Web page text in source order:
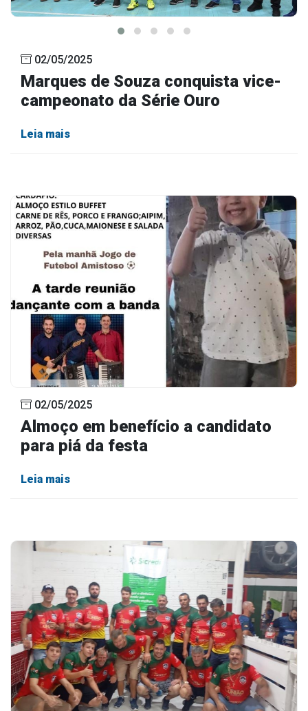
02/05/2025
Marques de Souza conquista vice-
campeonato da Série Ouro
Leia mais
02/05/2025
Almoço em benefício a candidato
para piá da festa
Leia mais